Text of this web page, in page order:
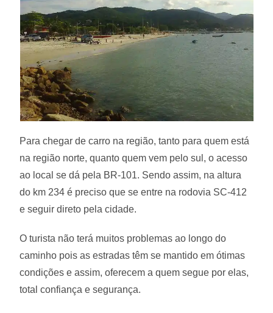
Para chegar de carro na região, tanto para quem está
na região norte, quanto quem vem pelo sul, o acesso
ao local se dá pela BR-101. Sendo assim, na altura
do km 234 é preciso que se entre na rodovia SC-412
e seguir direto pela cidade.
O turista não terá muitos problemas ao longo do
caminho pois as estradas têm se mantido em ótimas
condições e assim, oferecem a quem segue por elas,
total confiança e segurança.